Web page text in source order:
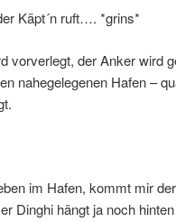
Käpt´n ruft…. *grins*
vorverlegt, der Anker wird
nahegelegenen Hafen –
im Hafen, kommt mir
Dinghi hängt ja noch